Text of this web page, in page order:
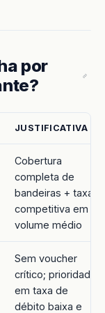
por
JUSTIFICATIVA
Cobertura
completa de
bandeiras + taxa
competitiva em
volume médio
Sem voucher
crítico; prioridade
em taxa de
débito baixa e